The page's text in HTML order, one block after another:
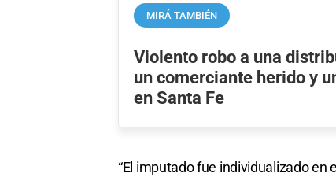
MIRÁ TAMBIÉN
Violento robo a una
un comerciante herido y
en Santa Fe
“El imputado fue individualizado en